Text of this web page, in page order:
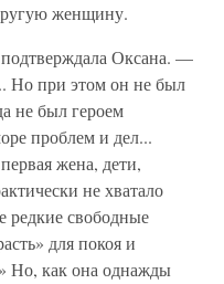
женщину.
Оксана. —
Но при этом он не был
не был героем
проблем и дел...
жена, дети,
не хватало
редкие свободные
для покоя и
Но, как она однажды